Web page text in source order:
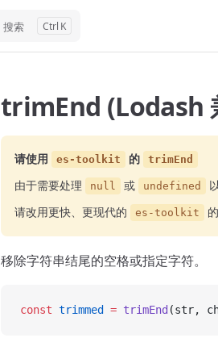
搜索 K
trimEnd (Lodash
请使用 es-toolkit 的 trimEnd
由于需要处理 null 或 undefined
请改用更快、更现代的
es-toolkit 的
移除字符串结尾的空格或指定字符。
const trimmed = trimEnd (str,